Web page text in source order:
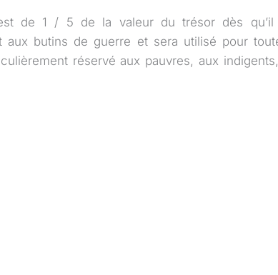
de 1 / 5 de la valeur du trésor dès qu’il
aux butins de guerre et sera utilisé pour
réservé aux pauvres, aux